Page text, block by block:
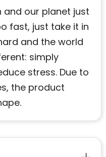
and our planet just
fast, just take it in
and the world
simply
stress. Due to
the product